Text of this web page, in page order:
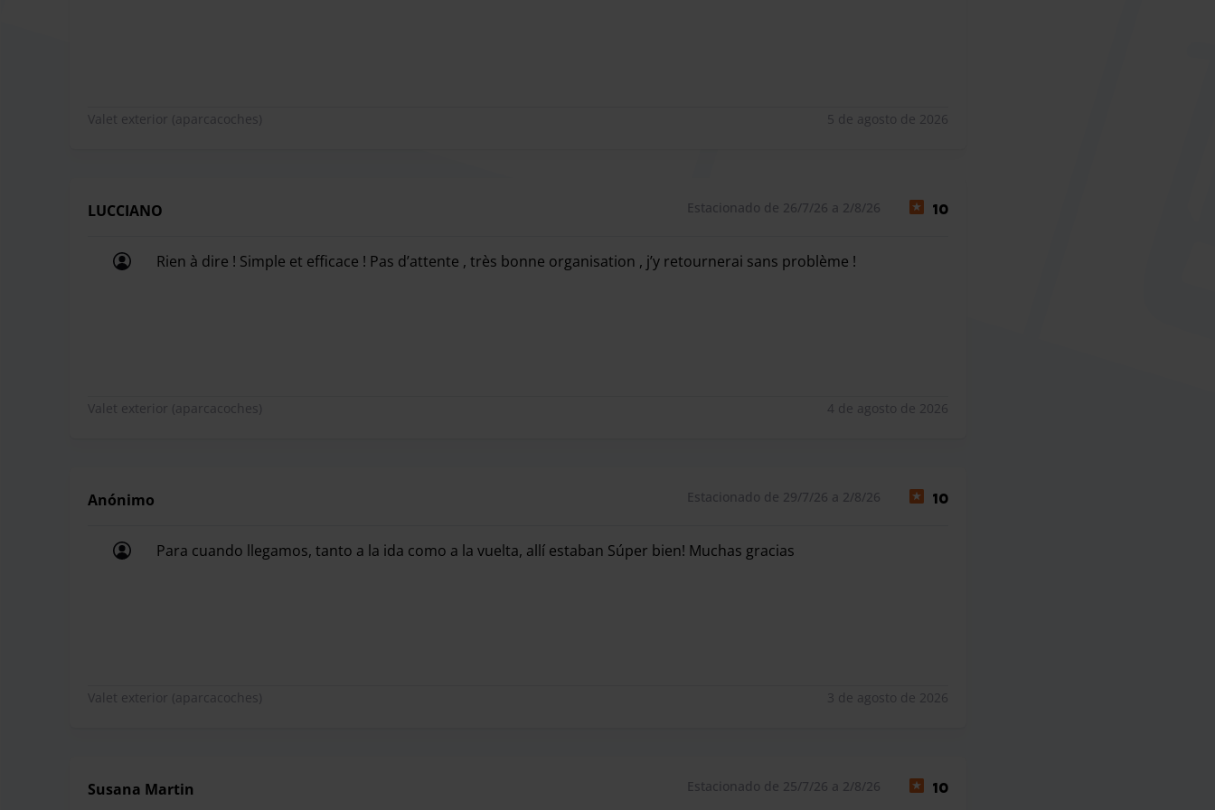
Valet exterior (aparcacoches) 5 de agosto de 2026
LUCCIANO Estacionado de 26/7/26 a 2/8/26 10
Rien à dire ! Simple et efficace ! Pas d’attente , très bonne organisation , j’y retournerai sans problème !
Valet exterior (aparcacoches) 4 de agosto de 2026
Anónimo Estacionado de 29/7/26 a 2/8/26 10
Para cuando llegamos, tanto a la ida como a la vuelta, allí estaban Súper bien! Muchas gracias
Valet exterior (aparcacoches) 3 de agosto de 2026
Susana Martin Estacionado de 25/7/26 a 2/8/26 10